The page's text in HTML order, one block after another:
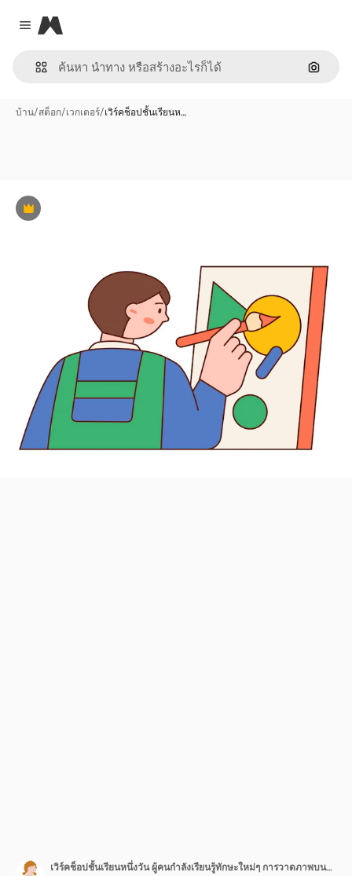
Close menu
Magnific
ค้นหา
บ้าน/สต็อก/เวกเตอร์/เวิร์คช็อปชั้นเรียนห…
พรีเมี่ยม
เวิร์คช็อปชั้นเรียนหนึ่งวัน ผู้คนกำลังเรียนรู้ทักษะใหม่ๆ การวาดภาพบนผืนผ้าใบ